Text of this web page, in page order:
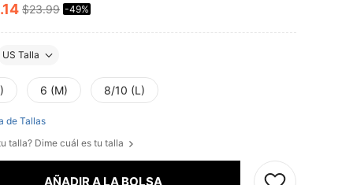
AND AVAILABILITY
.14 $23.99 -49%
US Talla
6 (M) 8/10 (L)
de Tallas
talla? Dime cuál es tu talla
AÑADIR A LA BOLSA